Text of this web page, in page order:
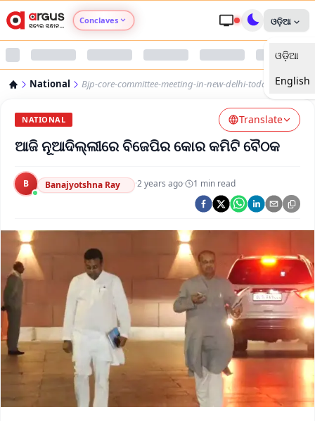
Conclaves
Argus Swaad Odisha
Argus Chalo Dekhein Apna Desh
ଓଡ଼ିଆ
ଓଡ଼ିଆ
English
National Bjp-core-committee-meeting-in-new-delhi-today
NATIONAL Translate
ଆଜି ନୂଆଦିଲ୍ଲୀରେ ବିଜେପିର କୋର କମିଟି ବୈଠକ
B Banajyotshna Ray ·2 years ago· 1 min read